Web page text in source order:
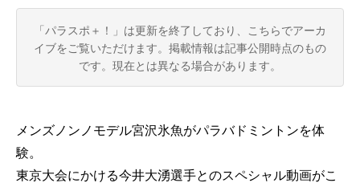
「パラスポ＋！」は更新を終了しており、こちらでアーカ
イブをご覧いただけます。 掲載情報は記事公開時点のもの
です。現在とは異なる場合があります。
メンズノンノモデル宮沢氷魚がパラバドミントンを体
験。
東京大会にかける今井大湧選手とのスペシャル動画がこ